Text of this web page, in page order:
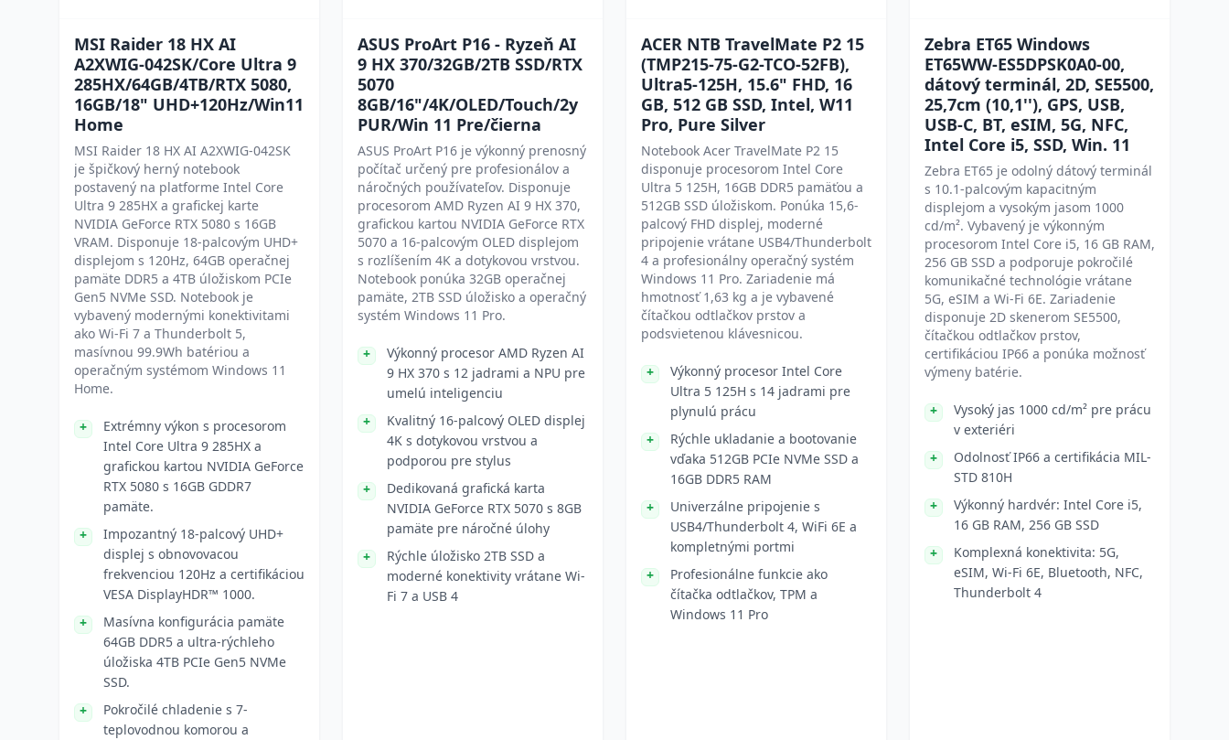
MSI Raider 18 HX AI
A2XWIG-042SK/Core Ultra 9
285HX/64GB/4TB/RTX 5080,
16GB/18" UHD+120Hz/Win11
Home
MSI Raider 18 HX AI A2XWIG-042SK
je špičkový herný notebook
postavený na platforme Intel Core
Ultra 9 285HX a grafickej karte
NVIDIA GeForce RTX 5080 s 16GB
VRAM. Disponuje 18-palcovým UHD+
displejom s 120Hz, 64GB operačnej
pamäte DDR5 a 4TB úložiskom PCIe
Gen5 NVMe SSD. Notebook je
vybavený modernými konektivitami
ako Wi-Fi 7 a Thunderbolt 5,
masívnou 99.9Wh batériou a
operačným systémom Windows 11
Home.
Extrémny výkon s procesorom
Intel Core Ultra 9 285HX a
grafickou kartou NVIDIA GeForce
RTX 5080 s 16GB GDDR7
pamäte.
Impozantný 18-palcový UHD+
displej s obnovovacou
frekvenciou 120Hz a certifikáciou
VESA DisplayHDR™ 1000.
Masívna konfigurácia pamäte
64GB DDR5 a ultra-rýchleho
úložiska 4TB PCIe Gen5 NVMe
SSD.
Pokročilé chladenie s 7-
teplovodnou komorou a
ASUS ProArt P16 - Ryzeň AI
9 HX 370/32GB/2TB SSD/RTX
5070
8GB/16"/4K/OLED/Touch/2y
PUR/Win 11 Pre/čierna
ASUS ProArt P16 je výkonný prenosný
počítač určený pre profesionálov a
náročných používateľov. Disponuje
procesorom AMD Ryzen AI 9 HX 370,
grafickou kartou NVIDIA GeForce RTX
5070 a 16-palcovým OLED displejom
s rozlíšením 4K a dotykovou vrstvou.
Notebook ponúka 32GB operačnej
pamäte, 2TB SSD úložisko a operačný
systém Windows 11 Pro.
Výkonný procesor AMD Ryzen AI
9 HX 370 s 12 jadrami a NPU pre
umelú inteligenciu
Kvalitný 16-palcový OLED displej
4K s dotykovou vrstvou a
podporou pre stylus
Dedikovaná grafická karta
NVIDIA GeForce RTX 5070 s 8GB
pamäte pre náročné úlohy
Rýchle úložisko 2TB SSD a
moderné konektivity vrátane Wi-
Fi 7 a USB 4
ACER NTB TravelMate P2 15
(TMP215-75-G2-TCO-52FB),
Ultra5-125H, 15.6" FHD, 16
GB, 512 GB SSD, Intel, W11
Pro, Pure Silver
Notebook Acer TravelMate P2 15
disponuje procesorom Intel Core
Ultra 5 125H, 16GB DDR5 pamäťou a
512GB SSD úložiskom. Ponúka 15,6-
palcový FHD displej, moderné
pripojenie vrátane USB4/Thunderbolt
4 a profesionálny operačný systém
Windows 11 Pro. Zariadenie má
hmotnosť 1,63 kg a je vybavené
čítačkou odtlačkov prstov a
podsvietenou klávesnicou.
Výkonný procesor Intel Core
Ultra 5 125H s 14 jadrami pre
plynulú prácu
Rýchle ukladanie a bootovanie
vďaka 512GB PCIe NVMe SSD a
16GB DDR5 RAM
Univerzálne pripojenie s
USB4/Thunderbolt 4, WiFi 6E a
kompletnými portmi
Profesionálne funkcie ako
čítačka odtlačkov, TPM a
Windows 11 Pro
Zebra ET65 Windows
ET65WW-ES5DPSK0A0-00,
dátový terminál, 2D, SE5500,
25,7cm (10,1''), GPS, USB,
USB-C, BT, eSIM, 5G, NFC,
Intel Core i5, SSD, Win. 11
Zebra ET65 je odolný dátový terminál
s 10.1-palcovým kapacitným
displejom a vysokým jasom 1000
cd/m². Vybavený je výkonným
procesorom Intel Core i5, 16 GB RAM,
256 GB SSD a podporuje pokročilé
komunikačné technológie vrátane
5G, eSIM a Wi-Fi 6E. Zariadenie
disponuje 2D skenerom SE5500,
čítačkou odtlačkov prstov,
certifikáciou IP66 a ponúka možnosť
výmeny batérie.
Vysoký jas 1000 cd/m² pre prácu
v exteriéri
Odolnosť IP66 a certifikácia MIL-
STD 810H
Výkonný hardvér: Intel Core i5,
16 GB RAM, 256 GB SSD
Komplexná konektivita: 5G,
eSIM, Wi-Fi 6E, Bluetooth, NFC,
Thunderbolt 4